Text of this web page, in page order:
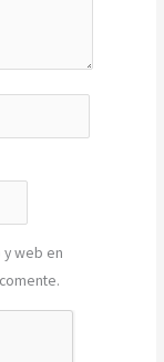
y web en